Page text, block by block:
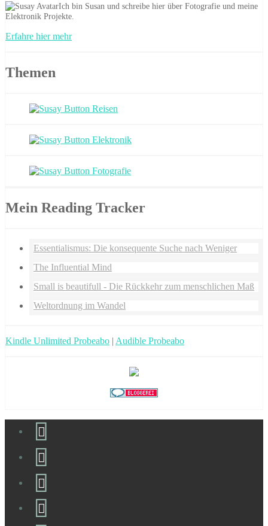
Ich bin Susan und schreibe hier über Fotografie und meine
Elektronik Projekte.
Erfahre hier mehr
Themen
Mein Reading Tracker
Essentialismus: Die konsequente Suche nach Weniger
The Influential Mind
Small is beautifull - Die Rückkehr zum menschlichen Maß
Weltordnung im Wandel
Kindle Unlimited Probeabo | Audible Probeabo